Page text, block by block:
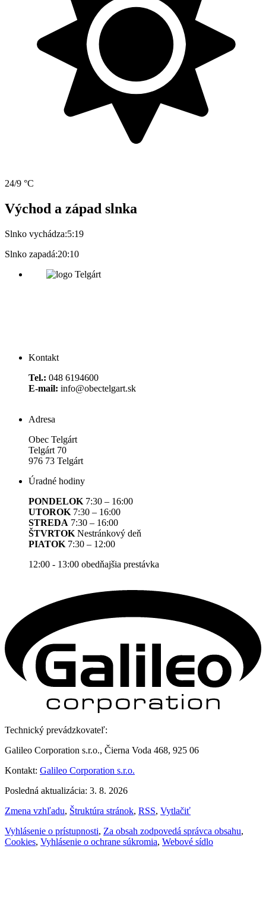
24/9 °C
Východ a západ slnka
Slnko vychádza:5:19
Slnko zapadá:20:10
Kontakt
Tel.: 048 6194600
E-mail: info@obectelgart.sk
Adresa
Obec Telgárt
Telgárt 70
976 73 Telgárt
Úradné hodiny
PONDELOK 7:30 – 16:00
UTOROK 7:30 – 16:00
STREDA 7:30 – 16:00
ŠTVRTOK Nestránkový deň
PIATOK 7:30 – 12:00
12:00 - 13:00 obedňajšia prestávka
Technický prevádzkovateľ:
Galileo Corporation s.r.o., Čierna Voda 468, 925 06
Kontakt: Galileo Corporation s.r.o.
Posledná aktualizácia: 3. 8. 2026
Zmena vzhľadu, Štruktúra stránok, RSS, Vytlačiť
Vyhlásenie o prístupnosti, Za obsah zodpovedá správca obsahu,
Cookies, Vyhlásenie o ochrane súkromia, Webové sídlo